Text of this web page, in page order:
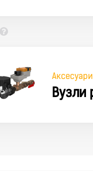
Аксесуари
Вузли